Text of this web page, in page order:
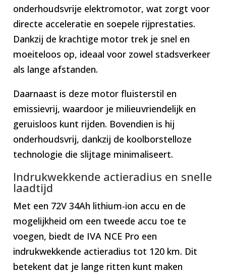
onderhoudsvrije elektromotor, wat zorgt voor
directe acceleratie en soepele rijprestaties.
Dankzij de krachtige motor trek je snel en
moeiteloos op, ideaal voor zowel stadsverkeer
als lange afstanden.
Daarnaast is deze motor fluisterstil en
emissievrij, waardoor je milieuvriendelijk en
geruisloos kunt rijden. Bovendien is hij
onderhoudsvrij, dankzij de koolborstelloze
technologie die slijtage minimaliseert.
Indrukwekkende actieradius en snelle
laadtijd
Met een 72V 34Ah lithium-ion accu en de
mogelijkheid om een tweede accu toe te
voegen, biedt de IVA NCE Pro een
indrukwekkende actieradius tot 120 km. Dit
betekent dat je lange ritten kunt maken